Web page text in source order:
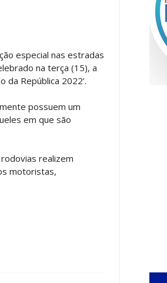
especial nas estradas
na terça (15), a
da República 2022’.
possuem um
em que são
realizem
motoristas,